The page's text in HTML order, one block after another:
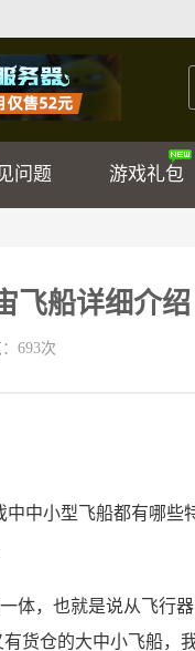
问题 游戏礼包
飞船详细介绍
693次
中中小型飞船都有哪些
体，也就是说从飞行器
货仓的大中小飞船，